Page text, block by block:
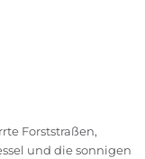
Forststraßen,
und die sonnigen